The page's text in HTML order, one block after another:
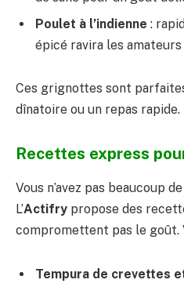
Poulet à l’indienne :
épicé ravira les
Ces grignottes sont
dînatoire ou un repas rapide.
Recettes express
Vous n’avez pas beaucoup
L’Actifry propose des
compromettent pas le goût.
Tempura de crevettes